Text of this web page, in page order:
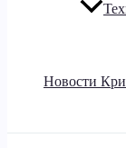
Новости